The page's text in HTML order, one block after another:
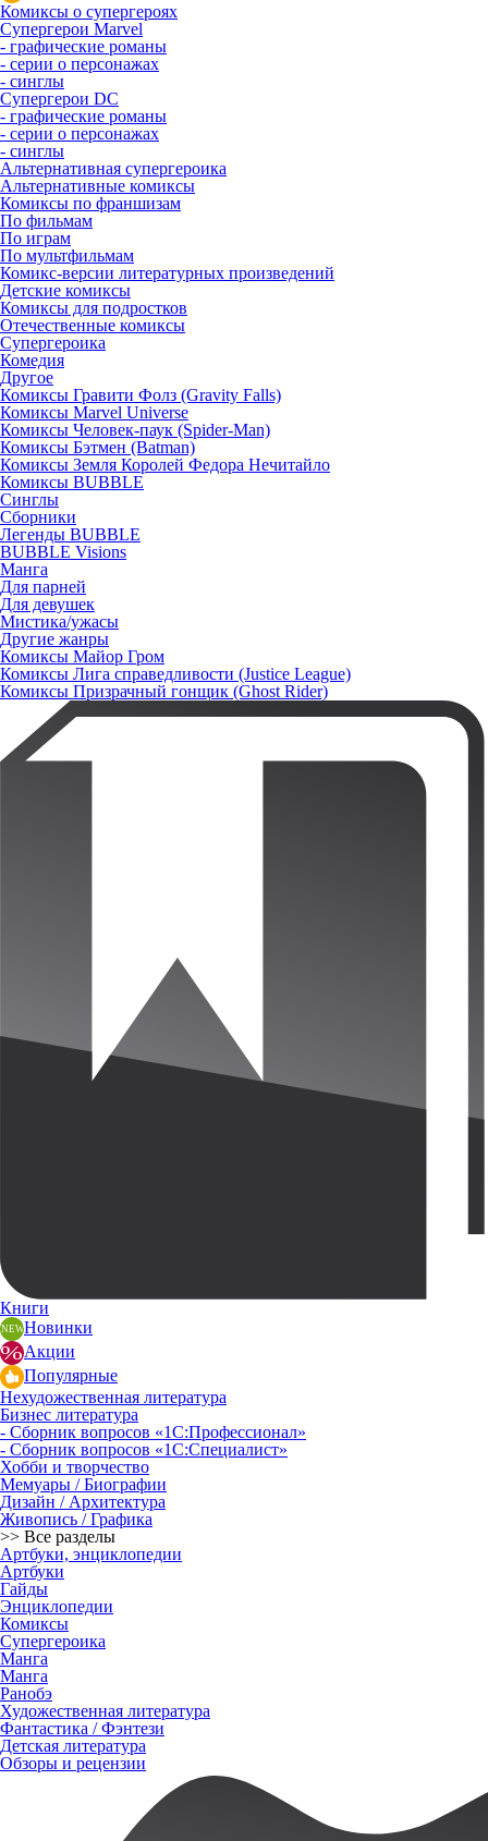
Комиксы о супергероях
Супергерои Marvel
- графические романы
- серии о персонажах
- синглы
Супергерои DC
- графические романы
- серии о персонажах
- синглы
Альтернативная супергероика
Альтернативные комиксы
Комиксы по франшизам
По фильмам
По играм
По мультфильмам
Комикс-версии литературных произведений
Детские комиксы
Комиксы для подростков
Отечественные комиксы
Супергероика
Комедия
Другое
Комиксы Гравити Фолз (Gravity Falls)
Комиксы Marvel Universe
Комиксы Человек-паук (Spider-Man)
Комиксы Бэтмен (Batman)
Комиксы Земля Королей Федора Нечитайло
Комиксы BUBBLE
Синглы
Сборники
Легенды BUBBLE
BUBBLE Visions
Манга
Для парней
Для девушек
Мистика/ужасы
Другие жанры
Комиксы Майор Гром
Комиксы Лига справедливости (Justice League)
Комиксы Призрачный гонщик (Ghost Rider)
Книги
Новинки
Акции
Популярные
Нехудожественная литература
Бизнес литература
- Сборник вопросов «1С:Профессионал»
- Сборник вопросов «1С:Специалист»
Хобби и творчество
Мемуары / Биографии
Дизайн / Архитектура
Живопись / Графика
>> Все разделы
Артбуки, энциклопедии
Артбуки
Гайды
Энциклопедии
Комиксы
Супергероика
Манга
Манга
Ранобэ
Художественная литература
Фантастика / Фэнтези
Детская литература
Обзоры и рецензии